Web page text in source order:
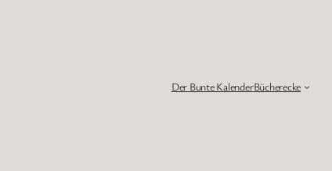
Der Bunte KalenderBücherecke